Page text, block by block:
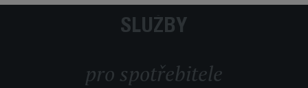
SLUŽBY
pro spotřebitele